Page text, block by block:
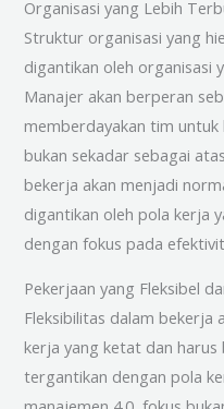
Organisasi yang Lebih
Struktur organisasi yang
digantikan oleh organisasi
Manajer akan berperan
memberdayakan tim
bukan sekadar sebagai
bekerja akan menjadi
digantikan oleh pola kerja
dengan fokus pada
Pekerjaan yang Fleksibel
Fleksibilitas dalam bekerja
kerja yang ketat dan
tergantikan dengan pola